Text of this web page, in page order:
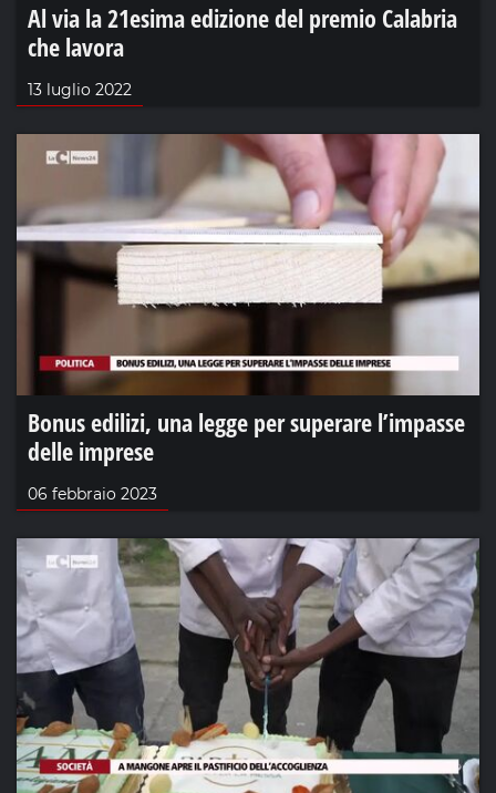
Al via la 21esima edizione del premio Calabria
che lavora
13 luglio 2022
Bonus edilizi, una legge per superare l’impasse
delle imprese
06 febbraio 2023